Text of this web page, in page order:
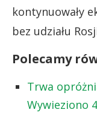
kontynuowały
bez udziału
Polecamy
Trwa
Wywieziono